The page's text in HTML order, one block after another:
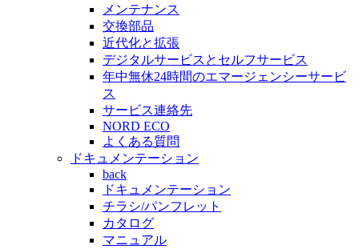
メンテナンス
交換部品
近代化と拡張
デジタルサービスとセルフサービス
年中無休24時間のエマージェンシーサービ
ス
サービス連絡先
NORD ECO
よくある質問
ドキュメンテーション
back
ドキュメンテーション
チラシ/パンフレット
カタログ
マニュアル